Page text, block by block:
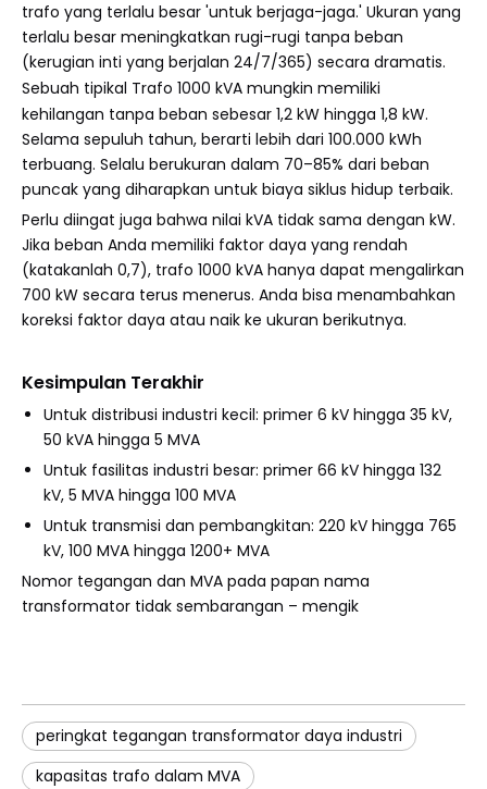
trafo yang terlalu besar 'untuk berjaga-jaga.' Ukuran yang
terlalu besar meningkatkan rugi-rugi tanpa beban
(kerugian inti yang berjalan 24/7/365) secara dramatis.
Sebuah tipikal Trafo 1000 kVA mungkin memiliki
kehilangan tanpa beban sebesar 1,2 kW hingga 1,8 kW.
Selama sepuluh tahun, berarti lebih dari 100.000 kWh
terbuang. Selalu berukuran dalam 70–85% dari beban
puncak yang diharapkan untuk biaya siklus hidup terbaik.
Perlu diingat juga bahwa nilai kVA tidak sama dengan kW.
Jika beban Anda memiliki faktor daya yang rendah
(katakanlah 0,7), trafo 1000 kVA hanya dapat mengalirkan
700 kW secara terus menerus. Anda bisa menambahkan
koreksi faktor daya atau naik ke ukuran berikutnya.
Kesimpulan Terakhir
Untuk distribusi industri kecil: primer 6 kV hingga 35 kV,
50 kVA hingga 5 MVA
Untuk fasilitas industri besar: primer 66 kV hingga 132
kV, 5 MVA hingga 100 MVA
Untuk transmisi dan pembangkitan: 220 kV hingga 765
kV, 100 MVA hingga 1200+ MVA
Nomor tegangan dan MVA pada papan nama
transformator tidak sembarangan – mengik
peringkat tegangan transformator daya industri
kapasitas trafo dalam MVA